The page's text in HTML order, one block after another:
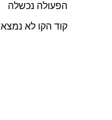
הפעולה נכשלה
קוד הקו לא נמצא